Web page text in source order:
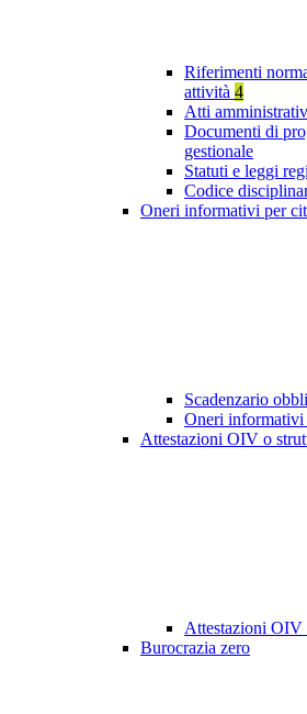
Riferimenti
attività 4
Atti
Documenti di
gestionale
Statuti e leggi
Codice
Oneri informativi per
Scadenzario
Oneri informativi
Attestazioni OIV o
Attestazioni OIV
Burocrazia zero